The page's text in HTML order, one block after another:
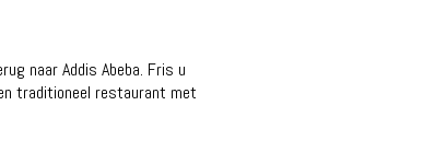
naar Addis Abeba. Fris u
traditioneel restaurant met